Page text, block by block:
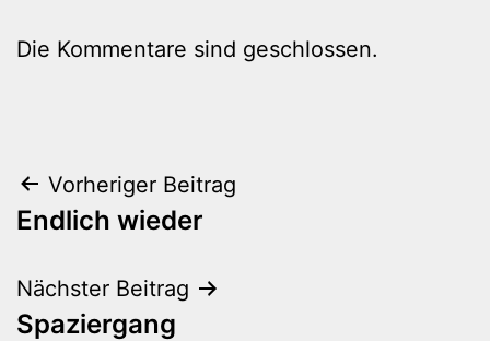
Die Kommentare sind geschlossen.
Beitragsnavigation
Vorheriger Beitrag
Endlich wieder
Nächster Beitrag
Spaziergang